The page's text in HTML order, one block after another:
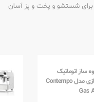
شستشو و پخت و پز آسان
ساز اتوماتیک
دوگروپ گازی مدل Contempo
Gas